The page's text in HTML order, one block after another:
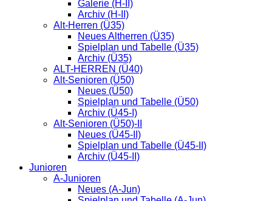
Galerie (H-II)
Archiv (H-II)
Alt-Herren (Ü35)
Neues Altherren (Ü35)
Spielplan und Tabelle (Ü35)
Archiv (Ü35)
ALT-HERREN (Ü40)
Alt-Senioren (Ü50)
Neues (Ü50)
Spielplan und Tabelle (Ü50)
Archiv (Ü45-I)
Alt-Senioren (Ü50)-II
Neues (Ü45-II)
Spielplan und Tabelle (Ü45-II)
Archiv (Ü45-II)
Junioren
A-Junioren
Neues (A-Jun)